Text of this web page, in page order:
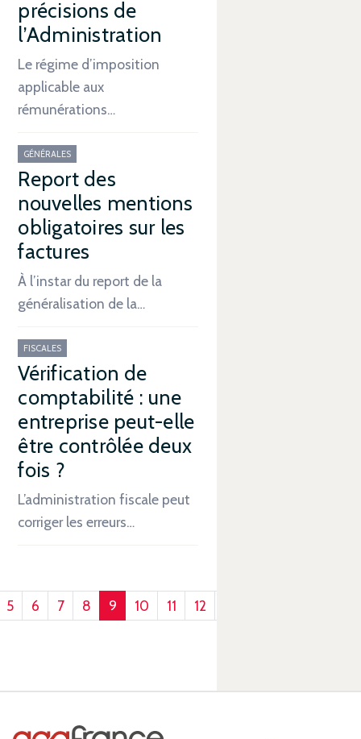
précisions de
l’Administration
Le régime d’imposition
applicable aux
rémunérations…
GÉNÉRALES
Report des
nouvelles mentions
obligatoires sur les
factures
À l’instar du report de la
généralisation de la…
FISCALES
Vérification de
comptabilité : une
entreprise peut-elle
être contrôlée deux
fois ?
L’administration fiscale peut
corriger les erreurs…
5 6 7 8 9 10 11 12